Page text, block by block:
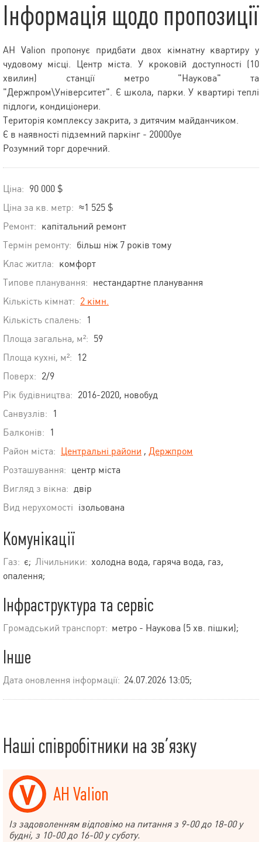
Інформація щодо пропозиції
АН Valion пропонує придбати двох кімнатну квартиру у
чудовому місці. Центр міста. У кроковій доступності (10
хвилин) станції метро "Наукова" та
"Держпром\Університет". Є школа, парки. У квартирі теплі
підлоги, кондиціонери.
Територія комплексу закрита, з дитячим майданчиком.
Є в наявності підземний паркінг - 20000уе
Розумний торг доречний.
Ціна: 90 000 $
Ціна за кв. метр: ≈1 525 $
Ремонт: капітальний ремонт
Термін ремонту: більш ніж 7 років тому
Клас житла: комфорт
Типове планування: нестандартне планування
Кількість кімнат: 2 кімн.
Кількість спалень:
1
Площа загальна, м²: 59
Площа кухні, м²:
12
Поверх: 2/9
Рік будівництва: 2016-2020, новобуд
Санвузлів:
1
Балконів:
1
Район міста: Центральні райони , Держпром
Розташування: центр міста
Вигляд з вікна: двір
Вид нерухомості ізольована
Комунікації
Газ: є; Лічильники: холодна вода, гаряча вода, газ,
опалення;
Інфраструктура та сервіс
Громадський транспорт: метро - Наукова (5 хв. пішки);
Інше
Дата оновлення інформації: 24.07.2026 13:05;
Наші співробітники на зв’язку
АН Valion
Із задоволенням відповімо на питання з 9-00 до 18-00 у
будні, з 10-00 до 16-00 у суботу.